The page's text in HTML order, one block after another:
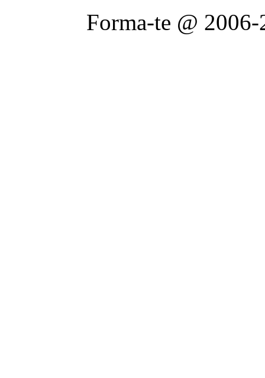
Forma-te @